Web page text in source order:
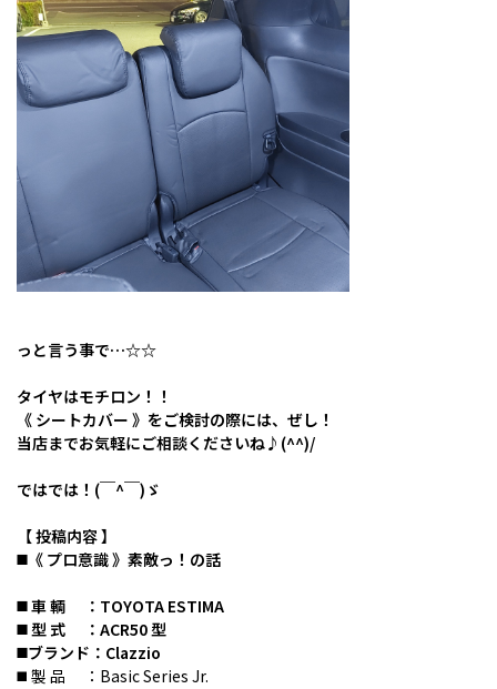
っと言う事で…☆☆
タイヤはモチロン！！
《 シートカバー 》をご検討の際には、ぜし！
当店までお気軽にご相談くださいね♪(^^)/
ではでは！(￣^￣)ゞ
【 投稿内容 】
◼️《 プロ意識 》素敵っ！の話
◼️ 車 輌 ：TOYOTA ESTIMA
◼️ 型 式 ：ACR50 型
◼️ブランド：Clazzio
◼️ 製 品 ：Basic Series Jr.